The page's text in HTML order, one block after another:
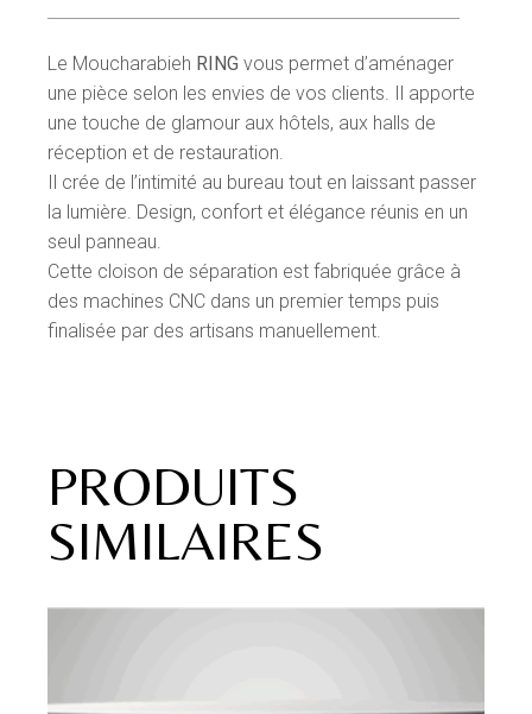
Le Moucharabieh RINGvous permet d’aménager
une pièce selon les envies de vos clients. Il apporte
une touche de glamour aux hôtels, aux halls de
réception et de restauration.
Il crée de l’intimité au bureau tout en laissant passer
la lumière. Design, confort et élégance réunis en un
seul panneau.
Cette cloison de séparation est fabriquée grâce à
des machines CNC dans un premier temps puis
finalisée par des artisans manuellement.
PRODUITS
SIMILAIRES